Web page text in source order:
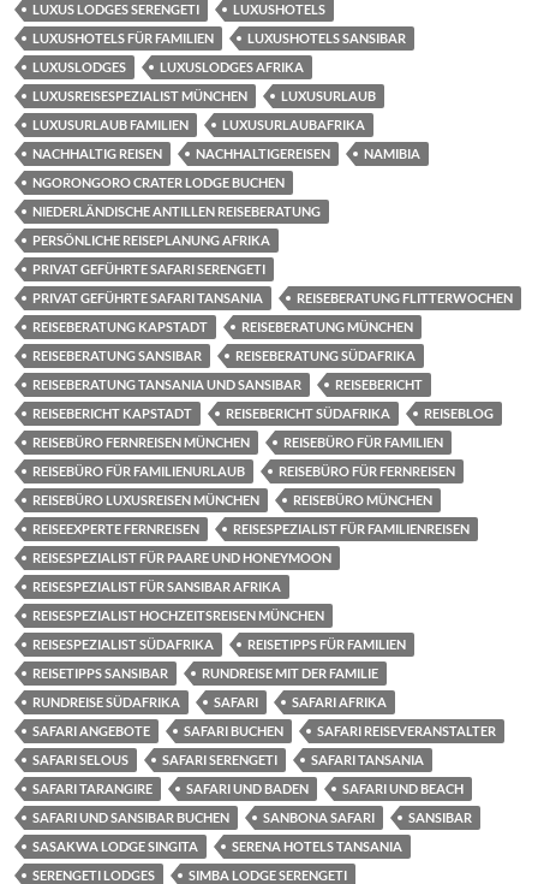
LUXUS LODGES SERENGETI
LUXUSHOTELS
LUXUSHOTELS FÜR FAMILIEN
LUXUSHOTELS SANSIBAR
LUXUSLODGES
LUXUSLODGES AFRIKA
LUXUSREISESPEZIALIST MÜNCHEN
LUXUSURLAUB
LUXUSURLAUB FAMILIEN
LUXUSURLAUBAFRIKA
NACHHALTIG REISEN
NACHHALTIGEREISEN
NAMIBIA
NGORONGORO CRATER LODGE BUCHEN
NIEDERLÄNDISCHE ANTILLEN REISEBERATUNG
PERSÖNLICHE REISEPLANUNG AFRIKA
PRIVAT GEFÜHRTE SAFARI SERENGETI
PRIVAT GEFÜHRTE SAFARI TANSANIA
REISEBERATUNG FLITTERWOCHEN
REISEBERATUNG KAPSTADT
REISEBERATUNG MÜNCHEN
REISEBERATUNG SANSIBAR
REISEBERATUNG SÜDAFRIKA
REISEBERATUNG TANSANIA UND SANSIBAR
REISEBERICHT
REISEBERICHT KAPSTADT
REISEBERICHT SÜDAFRIKA
REISEBLOG
REISEBÜRO FERNREISEN MÜNCHEN
REISEBÜRO FÜR FAMILIEN
REISEBÜRO FÜR FAMILIENURLAUB
REISEBÜRO FÜR FERNREISEN
REISEBÜRO LUXUSREISEN MÜNCHEN
REISEBÜRO MÜNCHEN
REISEEXPERTE FERNREISEN
REISESPEZIALIST FÜR FAMILIENREISEN
REISESPEZIALIST FÜR PAARE UND HONEYMOON
REISESPEZIALIST FÜR SANSIBAR AFRIKA
REISESPEZIALIST HOCHZEITSREISEN MÜNCHEN
REISESPEZIALIST SÜDAFRIKA
REISETIPPS FÜR FAMILIEN
REISETIPPS SANSIBAR
RUNDREISE MIT DER FAMILIE
RUNDREISE SÜDAFRIKA
SAFARI
SAFARI AFRIKA
SAFARI ANGEBOTE
SAFARI BUCHEN
SAFARI REISEVERANSTALTER
SAFARI SELOUS
SAFARI SERENGETI
SAFARI TANSANIA
SAFARI TARANGIRE
SAFARI UND BADEN
SAFARI UND BEACH
SAFARI UND SANSIBAR BUCHEN
SANBONA SAFARI
SANSIBAR
SASAKWA LODGE SINGITA
SERENA HOTELS TANSANIA
SERENGETI LODGES
SIMBA LODGE SERENGETI